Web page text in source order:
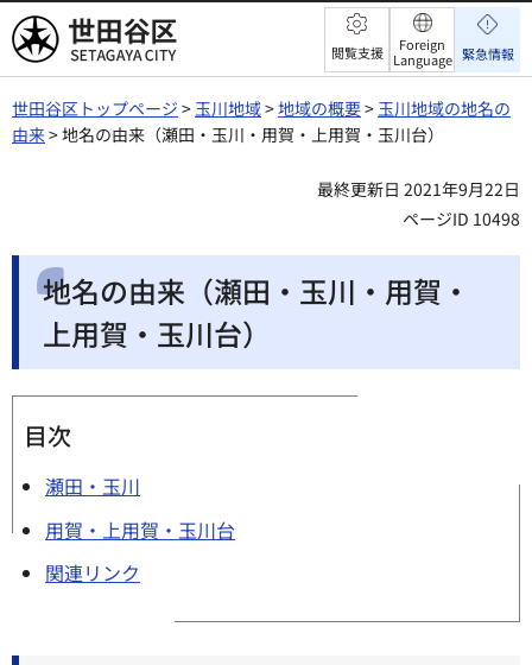
世田谷区 閲覧支援
Foreign
Language 緊急情報
世田谷区トップページ >玉川地域>地域の概要>玉川地域の地名の
由来> 地名の由来（瀬田・玉川・用賀・上用賀・玉川台）
最終更新日 2021年9月22日
ページID 10498
地名の由来（瀬田・玉川・用賀・
上用賀・玉川台）
目次
瀬田・玉川
用賀・上用賀・玉川台
関連リンク